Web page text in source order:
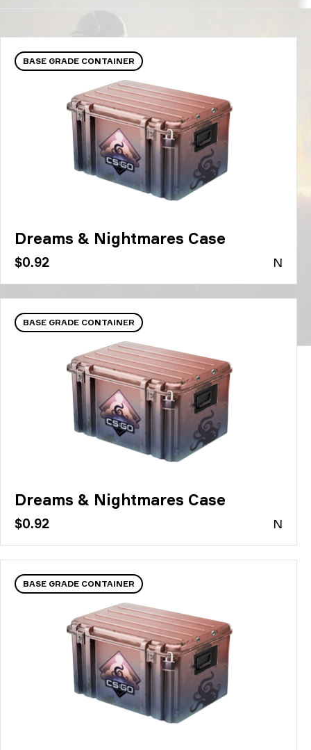
BASE GRADE CONTAINER
Dreams & Nightmares Case
$0.92 N
BASE GRADE CONTAINER
Dreams & Nightmares Case
$0.92 N
BASE GRADE CONTAINER